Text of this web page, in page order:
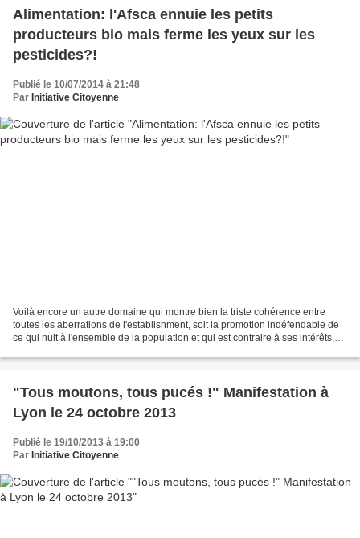
Alimentation: l'Afsca ennuie les petits
producteurs bio mais ferme les yeux sur les
pesticides?!
Publié le 10/07/2014 à 21:48
Par Initiative Citoyenne
Voilà encore un autre domaine qui montre bien la triste cohérence entre
toutes les aberrations de l'establishment, soit la promotion indéfendable de
ce qui nuit à l'ensemble de la population et qui est contraire à ses intérêts,
"Tous moutons, tous pucés !" Manifestation à
Lyon le 24 octobre 2013
Publié le 19/10/2013 à 19:00
Par Initiative Citoyenne